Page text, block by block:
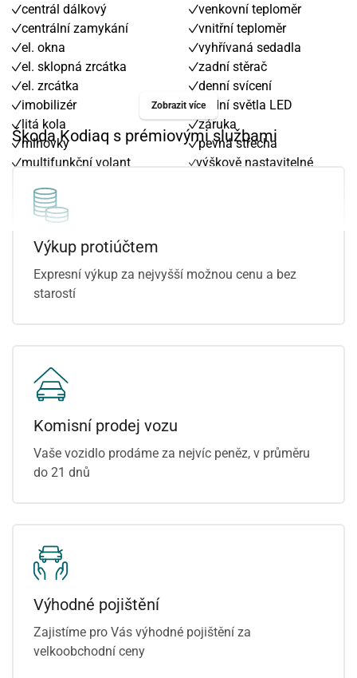
centrál dálkový
centrální zamykání
el. okna
el. sklopná zrcátka
el. zrcátka
imobilizér
litá kola
mlhovky
multifunkční volant
palubní počítač
venkovní teploměr
vnitřní teploměr
vyhřívaná sedadla
zadní stěrač
denní svícení
zadní světla LED
záruka
pevná střecha
výškově nastavitelné
Zobrazit více
Škoda Kodiaq s prémiovými službami
Výkup protiúčtem
Expresní výkup za nejvyšší možnou cenu a bez
starostí
Komisní prodej vozu
Vaše vozidlo prodáme za nejvíc peněz, v průměru
do 21 dnů
Výhodné pojištění
Zajistíme pro Vás výhodné pojištění za
velkoobchodní ceny